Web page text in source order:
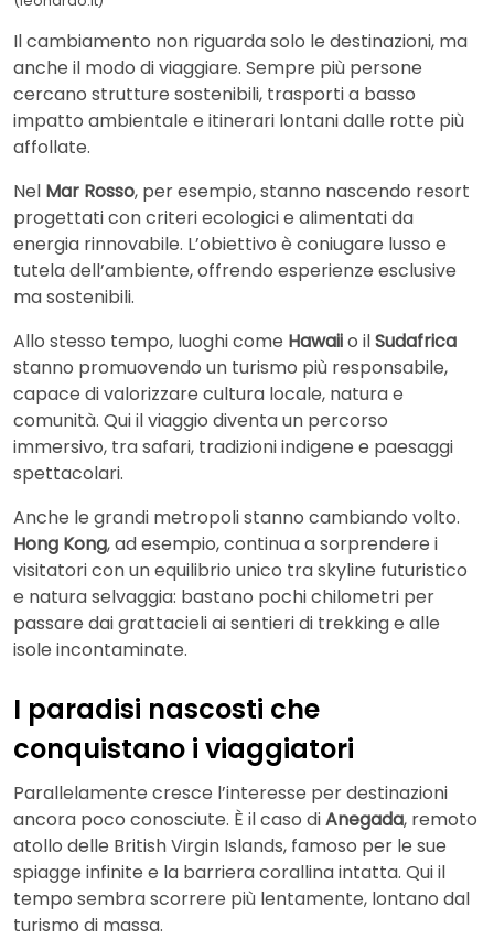
Il cambiamento non riguarda solo le destinazioni, ma
anche il modo di viaggiare. Sempre più persone
cercano strutture sostenibili, trasporti a basso
impatto ambientale e itinerari lontani dalle rotte più
affollate.
Nel Mar Rosso, per esempio, stanno nascendo resort
progettati con criteri ecologici e alimentati da
energia rinnovabile. L’obiettivo è coniugare lusso e
tutela dell’ambiente, offrendo esperienze esclusive
ma sostenibili.
Allo stesso tempo, luoghi come Hawaiio ilSudafrica
stanno promuovendo un turismo più responsabile,
capace di valorizzare cultura locale, natura e
comunità. Qui il viaggio diventa un percorso
immersivo, tra safari, tradizioni indigene e paesaggi
spettacolari.
Anche le grandi metropoli stanno cambiando volto.
Hong Kong, ad esempio, continua a sorprendere i
visitatori con un equilibrio unico tra skyline futuristico
e natura selvaggia: bastano pochi chilometri per
passare dai grattacieli ai sentieri di trekking e alle
isole incontaminate.
I paradisi nascosti che
conquistano i viaggiatori
Parallelamente cresce l’interesse per destinazioni
ancora poco conosciute. È il caso diAnegada, remoto
atollo delle British Virgin Islands, famoso per le sue
spiagge infinite e la barriera corallina intatta. Qui il
tempo sembra scorrere più lentamente, lontano dal
turismo di massa.